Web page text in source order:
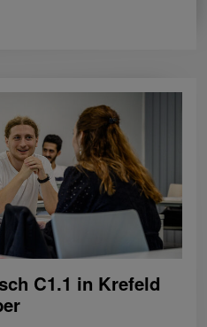
C1.1 in Krefeld